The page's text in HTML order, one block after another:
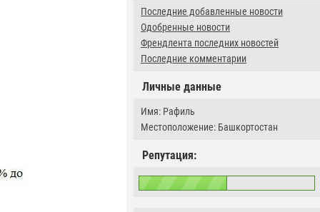
Последние добавленные новости
Одобренные новости
Френдлента последних новостей
Последние комментарии
Личные данные
Имя: Рафиль
Местоположение: Башкортостан
Репутация: